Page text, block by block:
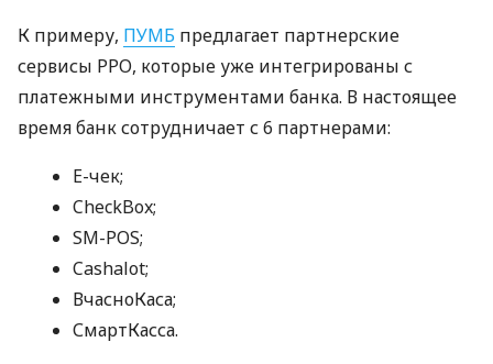
К примеру, ПУМБ предлагает партнерские
сервисы РРО, которые уже интегрированы с
платежными инструментами банка. В настоящее
время банк сотрудничает с 6 партнерами:
E-чек;
CheckBox;
SM-POS;
Cashalot;
ВчасноКаса;
СмартКасса.